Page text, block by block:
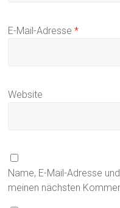
E-Mail-Adresse*
Website
Name, E-Mail-Adresse
meinen nächsten